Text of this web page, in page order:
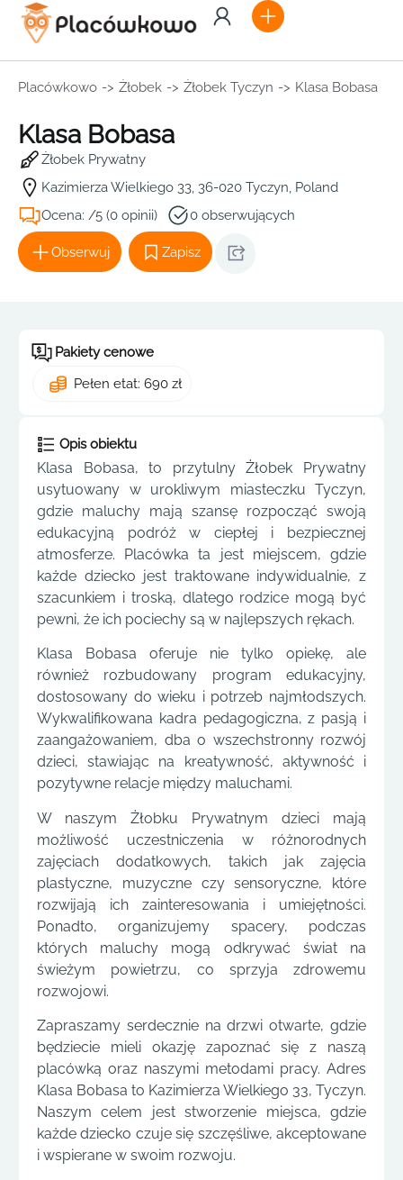
Placówkowo -> Żłobek -> Żłobek Tyczyn -> Klasa Bobasa
Klasa Bobasa
Żłobek Prywatny
Kazimierza Wielkiego 33, 36-020 Tyczyn, Poland
Ocena: /5 (0 opinii)
0 obserwujących
Obserwuj Zapisz
Pakiety cenowe
Pełen etat: 690 zł
Opis obiektu
Klasa Bobasa, to przytulny Żłobek Prywatny
usytuowany w urokliwym miasteczku Tyczyn,
gdzie maluchy mają szansę rozpocząć swoją
edukacyjną podróż w ciepłej i bezpiecznej
atmosferze. Placówka ta jest miejscem, gdzie
każde dziecko jest traktowane indywidualnie, z
szacunkiem i troską, dlatego rodzice mogą być
pewni, że ich pociechy są w najlepszych rękach.
Klasa Bobasa oferuje nie tylko opiekę, ale
również rozbudowany program edukacyjny,
dostosowany do wieku i potrzeb najmłodszych.
Wykwalifikowana kadra pedagogiczna, z pasją i
zaangażowaniem, dba o wszechstronny rozwój
dzieci, stawiając na kreatywność, aktywność i
pozytywne relacje między maluchami.
W naszym Żłobku Prywatnym dzieci mają
możliwość uczestniczenia w różnorodnych
zajęciach dodatkowych, takich jak zajęcia
plastyczne, muzyczne czy sensoryczne, które
rozwijają ich zainteresowania i umiejętności.
Ponadto, organizujemy spacery, podczas
których maluchy mogą odkrywać świat na
świeżym powietrzu, co sprzyja zdrowemu
rozwojowi.
Zapraszamy serdecznie na drzwi otwarte, gdzie
będziecie mieli okazję zapoznać się z naszą
placówką oraz naszymi metodami pracy. Adres
Klasa Bobasa to Kazimierza Wielkiego 33, Tyczyn.
Naszym celem jest stworzenie miejsca, gdzie
każde dziecko czuje się szczęśliwe, akceptowane
i wspierane w swoim rozwoju.